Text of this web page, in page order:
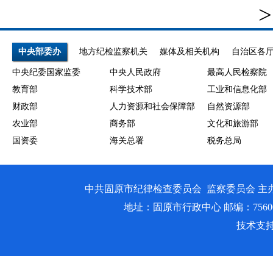
中央部委办 地方纪检监察机关 媒体及相关机构 自治区各
中央纪委国家监委 中央人民政府
最高人民检察院
教育部
科学技术部
工业和信息化部
财政部
人力资源和社会保障部
自然资源部
农业部
商务部
文化和旅游部
国资委
海关总署 税务总局
中共固原市纪律检查委员会 监察委员会
地址：固原市行政中心 邮编：
技术支